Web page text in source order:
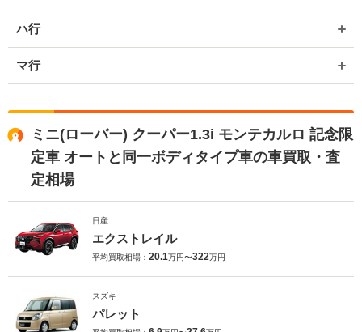
ハ行
マ行
ミニ(ローバー) クーパー1.3i モンテカルロ 記念限
定車 オートと同一ボディタイプ車の車買取・査
定相場
日産
エクストレイル
平均買取相場： 20.1万円〜322万円
スズキ
パレット